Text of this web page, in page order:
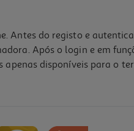
Antes do registo e
Após o login e em
apenas disponíveis para o